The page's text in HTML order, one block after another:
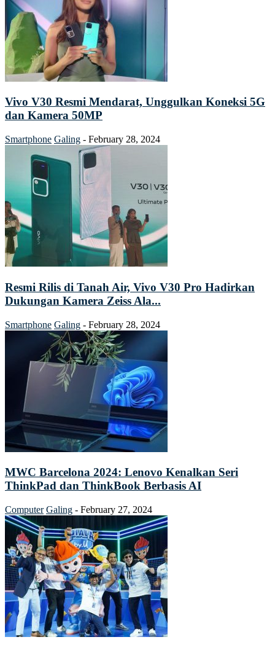
Vivo V30 Resmi Mendarat, Unggulkan Koneksi 5G
dan Kamera 50MP
Smartphone Galing - February 28, 2024
Resmi Rilis di Tanah Air, Vivo V30 Pro Hadirkan
Dukungan Kamera Zeiss Ala...
Smartphone Galing - February 28, 2024
MWC Barcelona 2024: Lenovo Kenalkan Seri
ThinkPad dan ThinkBook Berbasis AI
Computer Galing - February 27, 2024